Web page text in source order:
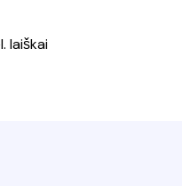
laiškai